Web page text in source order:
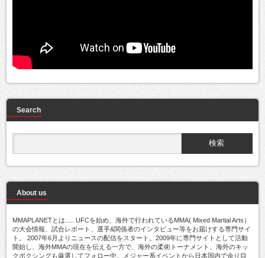
Search
About us
MMAPLANETとは..... UFCを始め、海外で行われているMMA( Mixed Martial Arts）
の大会情報、試合レポート、選手&関係者のインタビュー等をお届けする専門サイ
ト。 2007年6月よりニュースの配信をスタート。2009年に専門サイトとして活動
開始し、海外MMAの現在を伝える一方で、海外の柔術トーナメント、海外のキッ
クボクシングも厳選してフォロー中。メジャー系イベントから日本国内で余り目